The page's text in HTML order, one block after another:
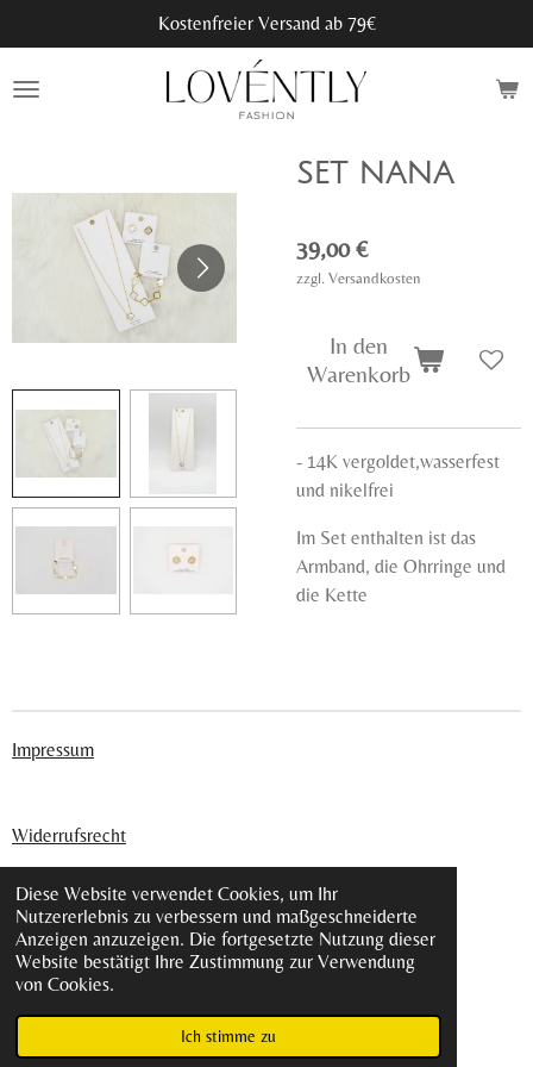
Diese Website verwendet Cookies, um Ihr
Nutzererlebnis zu verbessern und maßgeschneiderte
Anzeigen anzuzeigen. Die fortgesetzte Nutzung dieser
Website bestätigt Ihre Zustimmung zur Verwendung
von Cookies.
Ich stimme zu
Hauptinhalt
springen
Kostenfreier Versand ab 79€
SET NANA
39,00 €
zzgl. Versandkosten
In den
Warenkorb
- 14K vergoldet,wasserfest
und nikelfrei
Im Set enthalten ist das
Armband, die Ohrringe und
die Kette
Impressum
Widerrufsrecht
Datenschutz
© 2024 - 2026 Lovéntly